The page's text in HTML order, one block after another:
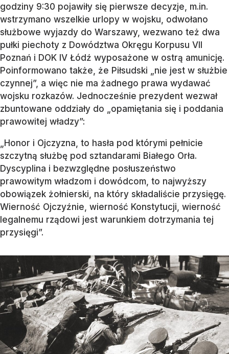
godziny 9:30 pojawiły się pierwsze decyzje, m.in.
wstrzymano wszelkie urlopy w wojsku, odwołano
służbowe wyjazdy do Warszawy, wezwano też dwa
pułki piechoty z Dowództwa Okręgu Korpusu VII
Poznań i DOK IV Łódź wyposażone w ostrą amunicję.
Poinformowano także, że Piłsudski „nie jest w służbie
czynnej”, a więc nie ma żadnego prawa wydawać
wojsku rozkazów. Jednocześnie prezydent wezwał
zbuntowane oddziały do „opamiętania się i poddania
prawowitej władzy”:
„Honor i Ojczyzna, to hasła pod którymi pełnicie
szczytną służbę pod sztandarami Białego Orła.
Dyscyplina i bezwzględne posłuszeństwo
prawowitym władzom i dowódcom, to najwyższy
obowiązek żołnierski, na który składaliście przysięgę.
Wierność Ojczyźnie, wierność Konstytucji, wierność
legalnemu rządowi jest warunkiem dotrzymania tej
przysięgi”.